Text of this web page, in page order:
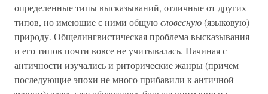
определенные типы высказываний, отличные от других
типов, но имеющие с ними общуюсловесную(языковую)
природу. Общелингвистическая проблема высказывания
и его типов почти вовсе не учитывалась. Начиная с
античности изучались и риторические жанры (причем
последующие эпохи не много прибавили к античной